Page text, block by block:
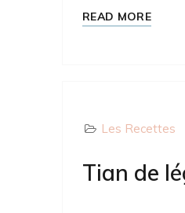
READ MORE
Les Recettes
Tian de